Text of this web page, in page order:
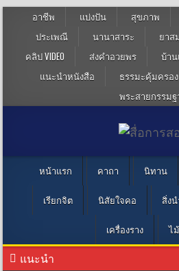
อาชีพ แบ่งปัน สุขภาพ
ประเพณี
นานาสาระ ยาส
คลิป VIDEO
ส่งคำอวยพร บ้า
แนะนำหนังสือ
ธรรมะคุ้มครอง
พระสายกรรม
หน้าแรก คาถา นิทาน
เรียกจิต นิสัยใจคอ สิ่ง
เครื่องราง ไ
แนะนำ